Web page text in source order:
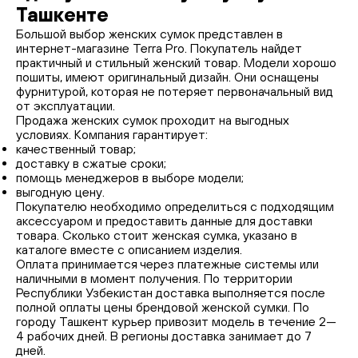
Ташкенте
Большой выбор женских сумок представлен в
интернет-магазине Terra Pro. Покупатель найдет
практичный и стильный женский товар. Модели хорошо
пошиты, имеют оригинальный дизайн. Они оснащены
фурнитурой, которая не потеряет первоначальный вид
от эксплуатации.
Продажа женских сумок проходит на выгодных
условиях. Компания гарантирует:
качественный товар;
доставку в сжатые сроки;
помощь менеджеров в выборе модели;
выгодную цену.
Покупателю необходимо определиться с подходящим
аксессуаром и предоставить данные для доставки
товара. Сколько стоит женская сумка, указано в
каталоге вместе с описанием изделия.
Оплата принимается через платежные системы или
наличными в момент получения. По территории
Республики Узбекистан доставка выполняется после
полной оплаты цены брендовой женской сумки. По
городу Ташкент курьер привозит модель в течение 2—
4 рабочих дней. В регионы доставка занимает до 7
дней.